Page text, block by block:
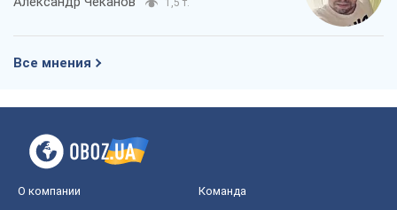
1,5 т.
Все мнения
О компании Команда